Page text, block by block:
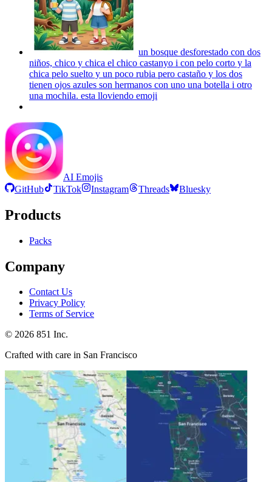
un bosque desforestado con dos
niños, chico y chica el chico castanyo i con pelo corto y la
chica pelo suelto y un poco rubia pero castaño y los dos
tienen ojos azules son hermanos con uno una botella i otro
una mochila. esta lloviendo emoji
AI Emojis
GitHub
TikTok Instagram Threads Bluesky
Products
Packs
Company
Contact Us
Privacy Policy
Terms of Service
© 2026 851 Inc.
Crafted with care in San Francisco